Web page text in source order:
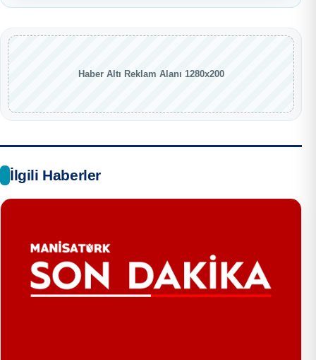
Haber Altı Reklam Alanı 1280x200
İlgili Haberler